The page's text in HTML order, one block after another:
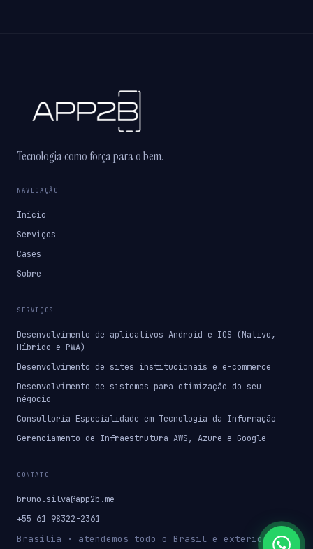
Tecnologia como força para o bem.
NAVEGAÇÃO
Início
Serviços
Cases
Sobre
SERVIÇOS
Desenvolvimento de aplicativos Android e IOS (Nativo,
Híbrido e PWA)
Desenvolvimento de sites institucionais e e-commerce
Desenvolvimento de sistemas para otimização do seu
négocio
Consultoria Especialidade em Tecnologia da Informação
Gerenciamento de Infraestrutura AWS, Azure e Google
CONTATO
bruno.silva@app2b.me
+55 61 98322-2361
Brasília · atendemos todo o Brasil e exterior